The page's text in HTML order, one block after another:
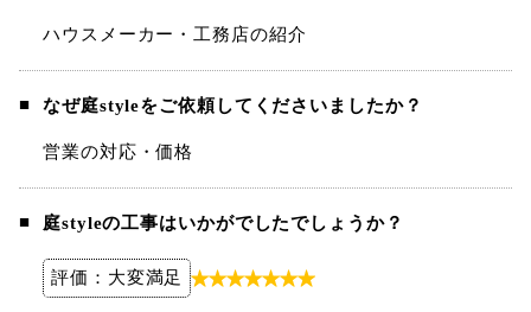
ハウスメーカー・工務店の紹介
なぜ庭styleをご依頼してくださいましたか？
営業の対応・価格
庭styleの工事はいかがでしたでしょうか？
評価：大変満足